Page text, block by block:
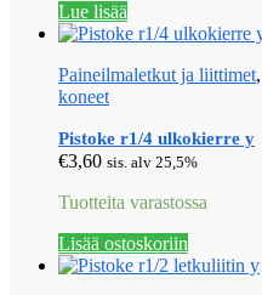
Lue lisää
Paineilmaletkut ja liittimet,
koneet
Pistoke r1/4 ulkokierre y
€3,60 sis. alv 25,5%
Tuotteita varastossa
Lisää ostoskoriin